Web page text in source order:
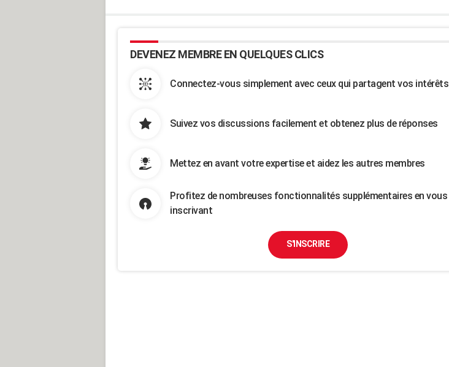
DEVENEZ MEMBRE EN QUELQUES CLICS
Connectez-vous simplement avec ceux qui partagent vos intérêts
Suivez vos discussions facilement et obtenez plus de réponses
Mettez en avant votre expertise et aidez les autres membres
Profitez de nombreuses fonctionnalités supplémentaires en vous
inscrivant
S'INSCRIRE